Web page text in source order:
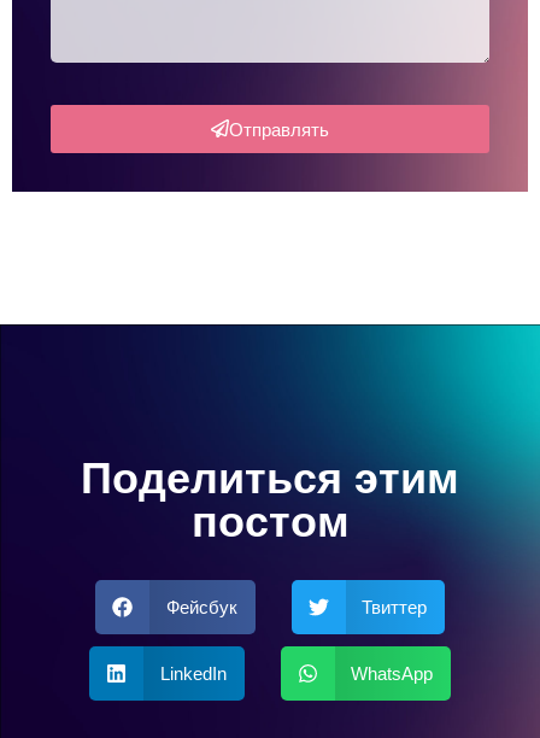
Отправлять
Поделиться этим
постом
Фейсбук Твиттер
LinkedIn WhatsApp